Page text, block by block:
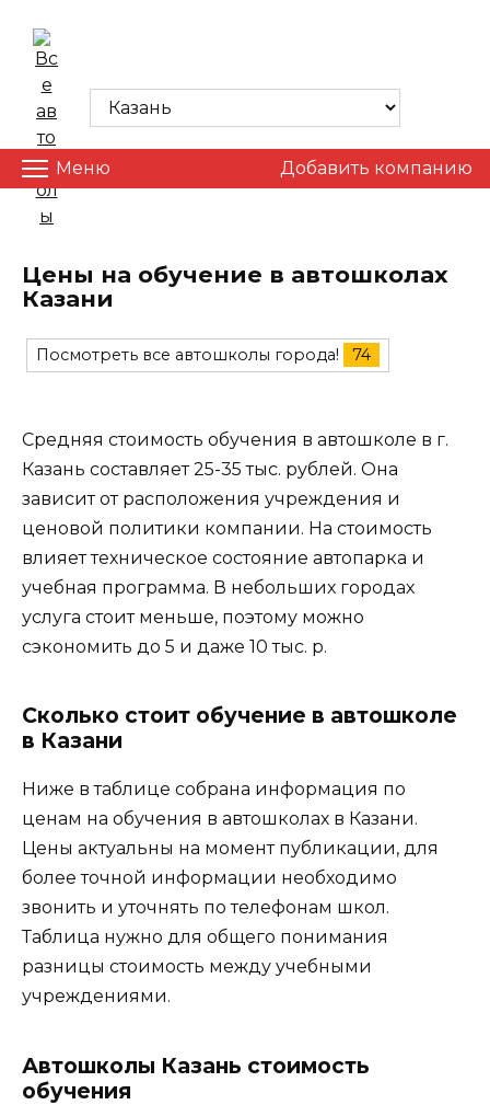
content
Меню Добавить компанию
Цены на обучение в автошколах
Казани
Посмотреть все автошколы города! 74
Средняя стоимость обучения в автошколе в г.
Казань составляет 25-35 тыс. рублей. Она
зависит от расположения учреждения и
ценовой политики компании. На стоимость
влияет техническое состояние автопарка и
учебная программа. В небольших городах
услуга стоит меньше, поэтому можно
сэкономить до 5 и даже 10 тыс. р.
Сколько стоит обучение в автошколе
в Казани
Ниже в таблице собрана информация по
ценам на обучения в автошколах в Казани.
Цены актуальны на момент публикации, для
более точной информации необходимо
звонить и уточнять по телефонам школ.
Таблица нужно для общего понимания
разницы стоимость между учебными
учреждениями.
Автошколы Казань стоимость
обучения